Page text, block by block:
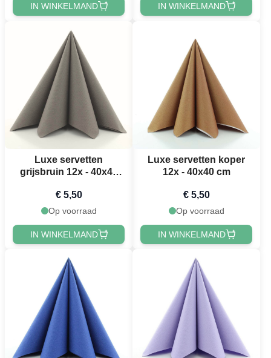
IN WINKELMAND IN WINKELMAND
Luxe servetten
grijsbruin 12x - 40x40
€ 5,50
Op voorraad
IN WINKELMAND
Luxe servetten koper
12x - 40x40 cm
€ 5,50
Op voorraad
IN WINKELMAND